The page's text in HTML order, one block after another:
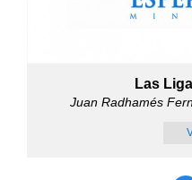
Las
Juan Radhamés